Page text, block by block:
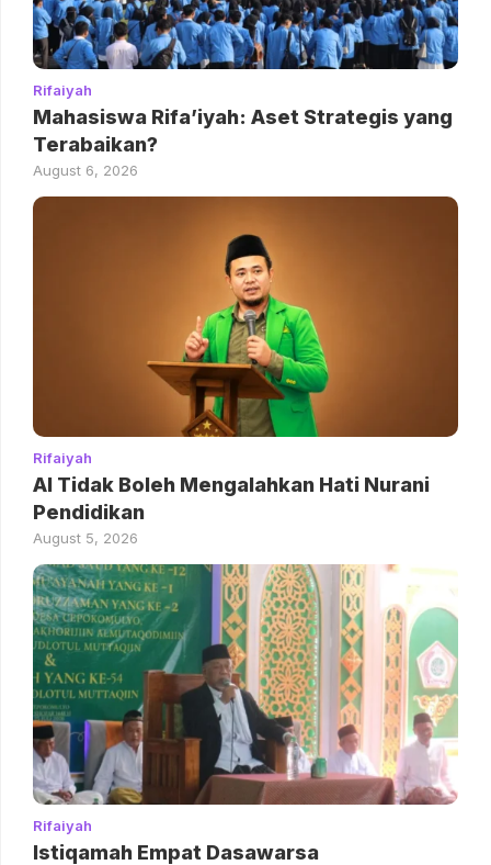
Rifaiyah
Mahasiswa Rifa’iyah: Aset Strategis yang
Terabaikan?
August 6, 2026
Rifaiyah
AI Tidak Boleh Mengalahkan Hati Nurani
Pendidikan
August 5, 2026
Rifaiyah
Istiqamah Empat Dasawarsa